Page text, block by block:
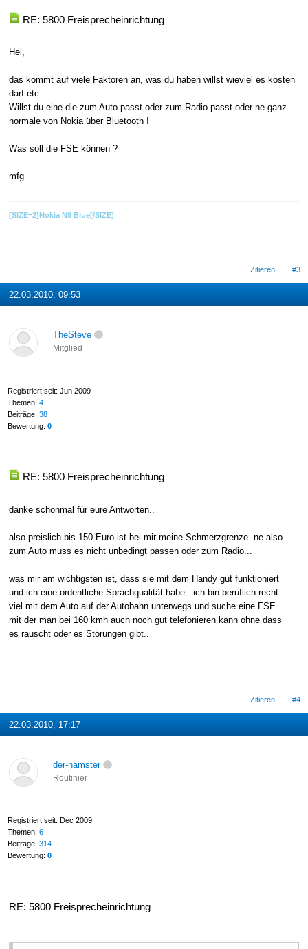
RE: 5800 Freisprecheinrichtung
Hei,
das kommt auf viele Faktoren an, was du haben willst wieviel es kosten
darf etc.
Willst du eine die zum Auto passt oder zum Radio passt oder ne ganz
normale von Nokia über Bluetooth !
Was soll die FSE können ?
mfg
[SIZE=2]Nokia N8 Blue[/SIZE]
Zitieren #3
22.03.2010, 09:53
TheSteve
Mitglied
Registriert seit: Jun 2009
Themen: 4
Beiträge: 38
Bewertung: 0
RE: 5800 Freisprecheinrichtung
danke schonmal für eure Antworten..
also preislich bis 150 Euro ist bei mir meine Schmerzgrenze..ne also
zum Auto muss es nicht unbedingt passen oder zum Radio...
was mir am wichtigsten ist, dass sie mit dem Handy gut funktioniert
und ich eine ordentliche Sprachqualität habe...ich bin beruflich recht
viel mit dem Auto auf der Autobahn unterwegs und suche eine FSE
mit der man bei 160 kmh auch noch gut telefonieren kann ohne dass
es rauscht oder es Störungen gibt..
Zitieren #4
22.03.2010, 17:17
der-hamster
Routinier
Registriert seit: Dec 2009
Themen: 6
Beiträge: 314
Bewertung: 0
RE: 5800 Freisprecheinrichtung